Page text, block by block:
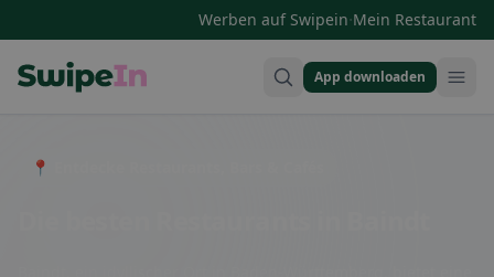
Werben auf Swipein·Mein Restaurant
App downloaden
📍 Entdecke Restaurants, Bars & Cafés